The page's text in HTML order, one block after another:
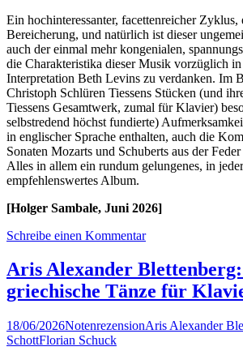
Ein hochinteressanter, facettenreicher Zyklus,
Bereicherung, und natürlich ist dieser
auch der einmal mehr kongenialen,
die Charakteristika dieser Musik vorzüglich in
Interpretation Beth Levins zu verdanken. Im
Christoph Schlüren Tiessens Stücken (und
Tiessens Gesamtwerk, zumal für Klavier)
selbstredend höchst fundierte)
in englischer Sprache enthalten, auch die
Sonaten Mozarts und Schuberts aus der
Alles in allem ein rundum gelungenes, in
empfehlenswertes Album.
[Holger Sambale, Juni 2026]
Schreibe einen Kommentar
Aris Alexander
griechische Tänze für
18/06/2026NotenrezensionAris Alexander
SchottFlorian Schuck